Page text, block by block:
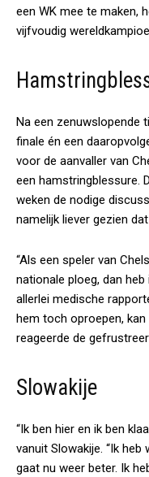
een WK mee te maken,
vijfvoudig
Na een zenuwslopende
finale én een
voor de aanvaller van
een hamstringblessure.
weken de nodige
namelijk liever gezien
“Als een speler van
nationale ploeg, dan
allerlei medische
hem toch oproepen, kan
reageerde de
Slowakije
“Ik ben hier en ik ben
vanuit Slowakije. “Ik
gaat nu weer beter. Ik